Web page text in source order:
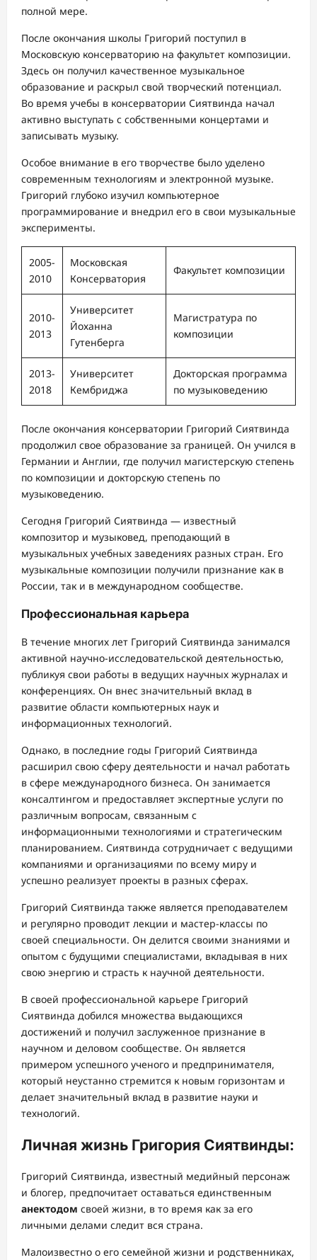
полной мере.
После окончания школы Григорий поступил в
Московскую консерваторию на факультет композиции.
Здесь он получил качественное музыкальное
образование и раскрыл свой творческий потенциал.
Во время учебы в консерватории Сиятвинда начал
активно выступать с собственными концертами и
записывать музыку.
Особое внимание в его творчестве было уделено
современным технологиям и электронной музыке.
Григорий глубоко изучил компьютерное
программирование и внедрил его в свои музыкальные
эксперименты.
2005-
2010
Московская
Консерватория
Факультет композиции
2010-
2013
Университет
Йоханна
Гутенберга
Магистратура по
композиции
2013-
2018
Университет
Кембриджа
Докторская программа
по музыковедению
После окончания консерватории Григорий Сиятвинда
продолжил свое образование за границей. Он учился в
Германии и Англии, где получил магистерскую степень
по композиции и докторскую степень по
музыковедению.
Сегодня Григорий Сиятвинда — известный
композитор и музыковед, преподающий в
музыкальных учебных заведениях разных стран. Его
музыкальные композиции получили признание как в
России, так и в международном сообществе.
Профессиональная карьера
В течение многих лет Григорий Сиятвинда занимался
активной научно-исследовательской деятельностью,
публикуя свои работы в ведущих научных журналах и
конференциях. Он внес значительный вклад в
развитие области компьютерных наук и
информационных технологий.
Однако, в последние годы Григорий Сиятвинда
расширил свою сферу деятельности и начал работать
в сфере международного бизнеса. Он занимается
консалтингом и предоставляет экспертные услуги по
различным вопросам, связанным с
информационными технологиями и стратегическим
планированием. Сиятвинда сотрудничает с ведущими
компаниями и организациями по всему миру и
успешно реализует проекты в разных сферах.
Григорий Сиятвинда также является преподавателем
и регулярно проводит лекции и мастер-классы по
своей специальности. Он делится своими знаниями и
опытом с будущими специалистами, вкладывая в них
свою энергию и страсть к научной деятельности.
В своей профессиональной карьере Григорий
Сиятвинда добился множества выдающихся
достижений и получил заслуженное признание в
научном и деловом сообществе. Он является
примером успешного ученого и предпринимателя,
который неустанно стремится к новым горизонтам и
делает значительный вклад в развитие науки и
технологий.
Личная жизнь Григория Сиятвинды:
Григорий Сиятвинда, известный медийный персонаж
и блогер, предпочитает оставаться единственным
анектодом своей жизни, в то время как за его
личными делами следит вся страна.
Малоизвестно о его семейной жизни и родственниках,